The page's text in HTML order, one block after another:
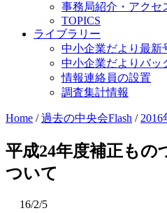
事務局紹介・アクセ
TOPICS
ライブラリー
中小企業だより最新
中小企業だよりバッ
情報連絡員の設置
調査集計情報
Home /過去の中央会Flash / 2016
平成24年度補正も
ついて
16/2/5